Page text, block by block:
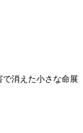
で消えた小さな命展